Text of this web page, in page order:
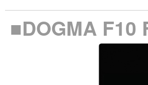
■DOGMA F10